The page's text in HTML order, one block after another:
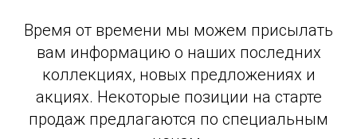
Время от времени мы можем присылать
вам информацию о наших последних
коллекциях, новых предложениях и
акциях. Некоторые позиции на старте
продаж предлагаются по специальным